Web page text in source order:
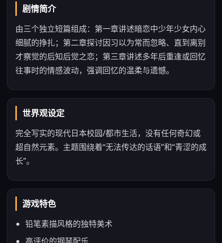
剧情简介
由三个独立短篇组成：第一章讲述暗恋中少年少女内心
细腻的挣扎；第二章探讨因习以为常而忽略、直到离别
才察觉的后知后觉之恋；第三章讲述多年后重逢或回忆
往事时的情感波动，强调回忆的温柔与遗憾。
世界观设定
完全写实的现代日本校园/都市生活，没有任何奇幻或
超自然元素。主题围绕着“无法传达的话语”和“青涩的成
长”。
游戏特色
铅笔素描风格的独特美术